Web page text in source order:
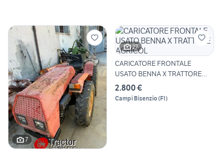
7
27
CARICATORE FRONTALE
USATO BENNA X TRATTORE
AGRICOL
2.800 €
Campi Bisenzio(FI)